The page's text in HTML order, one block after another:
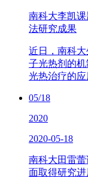
南科大李凯
法研究成果
近日，南科
子光热剂的
光热治疗的应
05/18
2020
2020-05-18
南科大田雷
面取得研究进